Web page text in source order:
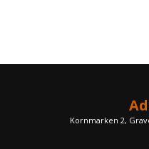
Kornmarken 2,